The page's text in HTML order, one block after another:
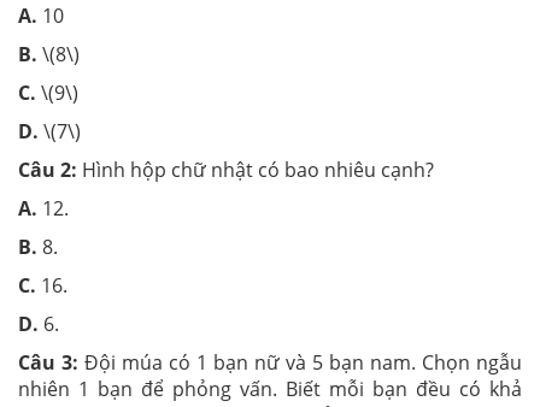
A. 10
B. \(8\)
C. \(9\)
D. \(7\)
Câu 2: Hình hộp chữ nhật có bao nhiêu cạnh?
A. 12.
B. 8.
C. 16.
D. 6.
Câu 3: Đội múa có 1 bạn nữ và 5 bạn nam. Chọn ngẫu
nhiên 1 bạn để phỏng vấn. Biết mỗi bạn đều có khả